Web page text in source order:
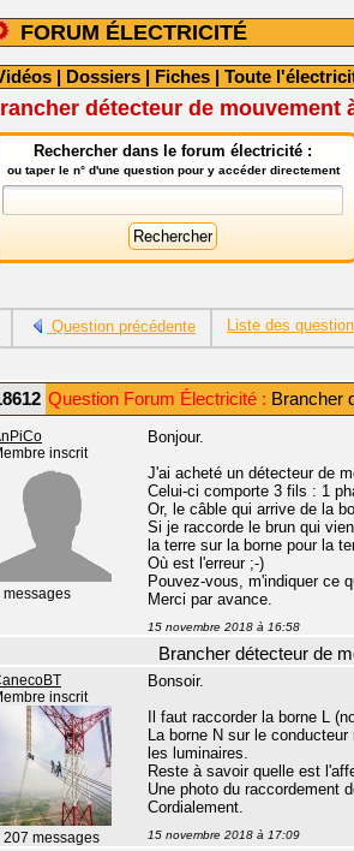
FORUM ÉLECTRICITÉ
| Dossiers | Fiches | Toute
détecteur de
Rechercher dans le forum électricité :
ou taper le n° d'une question pour y accéder directement
Question précédente Liste des
Question Forum Électricité : Brancher
inscrit
messages
Bonjour.
J'ai acheté un détecteur de
Celui-ci comporte 3 fils : 1
Or, le câble qui arrive de la
Si je raccorde le brun qui
la terre sur la borne pour la
Où est l'erreur ;-)
Pouvez-vous, m'indiquer ce
Merci par avance.
15 novembre 2018 à 16:58
Brancher détecteur de
inscrit
207 messages
Bonsoir.
Il faut raccorder la borne L
La borne N sur le
les luminaires.
Reste à savoir quelle est
Une photo du raccordement
Cordialement.
15 novembre 2018 à 17:09